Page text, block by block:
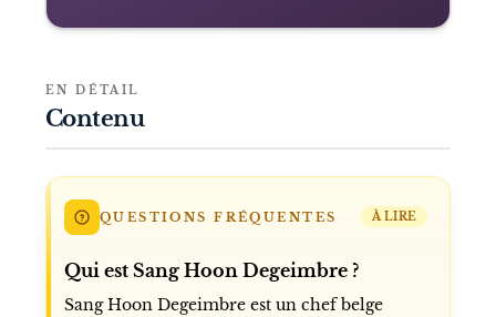
EN DÉTAIL
Contenu
QUESTIONS FRÉQUENTES À LIRE
Qui est Sang Hoon Degeimbre ?
Sang Hoon Degeimbre est un chef belge